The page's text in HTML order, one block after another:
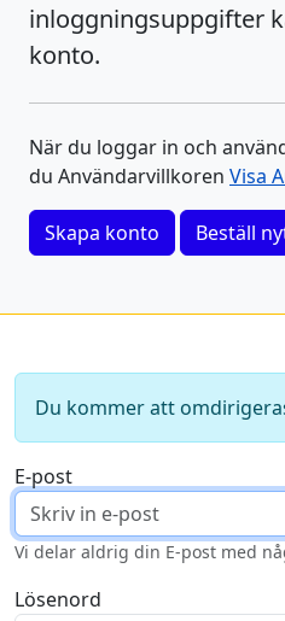
inloggningsuppgifter
konto.
När du loggar in och
du Användarvillkoren Visa
Skapa konto Beställ
Du kommer att
E-post
Vi delar aldrig din E-post med
Lösenord